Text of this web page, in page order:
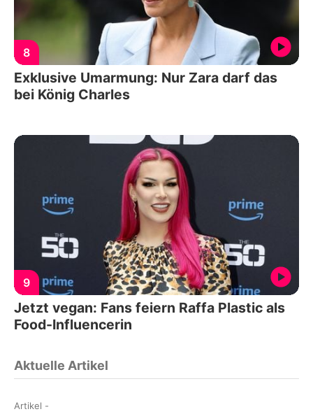
8
Exklusive Umarmung: Nur Zara darf das
bei König Charles
9
Jetzt vegan: Fans feiern Raffa Plastic als
Food-Influencerin
Aktuelle Artikel
Artikel -